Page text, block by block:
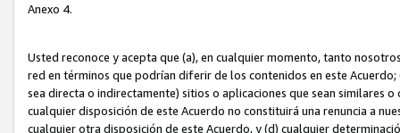
Anexo 4.
Usted reconoce y acepta que (a), en cualquier momento, tanto
red en términos que podrían diferir de los contenidos en este
sea directa o indirectamente) sitios o aplicaciones que sean similares
cualquier disposición de este Acuerdo no constituirá una renuncia a
cualquier otra disposición de este Acuerdo, y (d) cualquier